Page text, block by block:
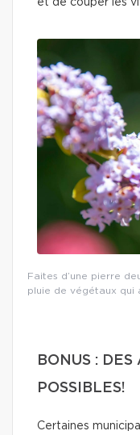
et de couper les
Faites d’une pierre
pluie de végétaux qui
BONUS :
POSSIBLES!
Certaines